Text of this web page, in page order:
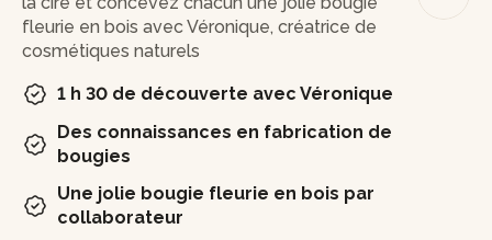
fleurie en bois avec Véronique, créatrice de
cosmétiques naturels
1 h 30 de découverte avec Véronique
Des connaissances en fabrication de
bougies
Une jolie bougie fleurie en bois par
collaborateur